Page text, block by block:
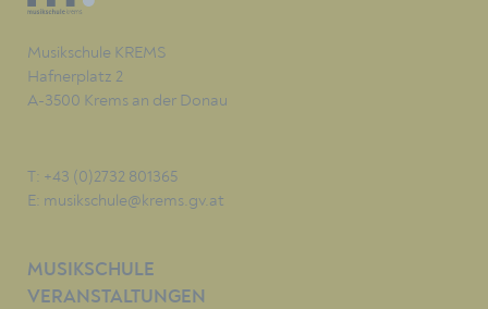
Musikschule KREMS
Hafnerplatz 2
A-3500 Krems an der Donau
T: +43 (0)2732 801365
E: musikschule@krems.gv.at
MUSIKSCHULE
VERANSTALTUNGEN